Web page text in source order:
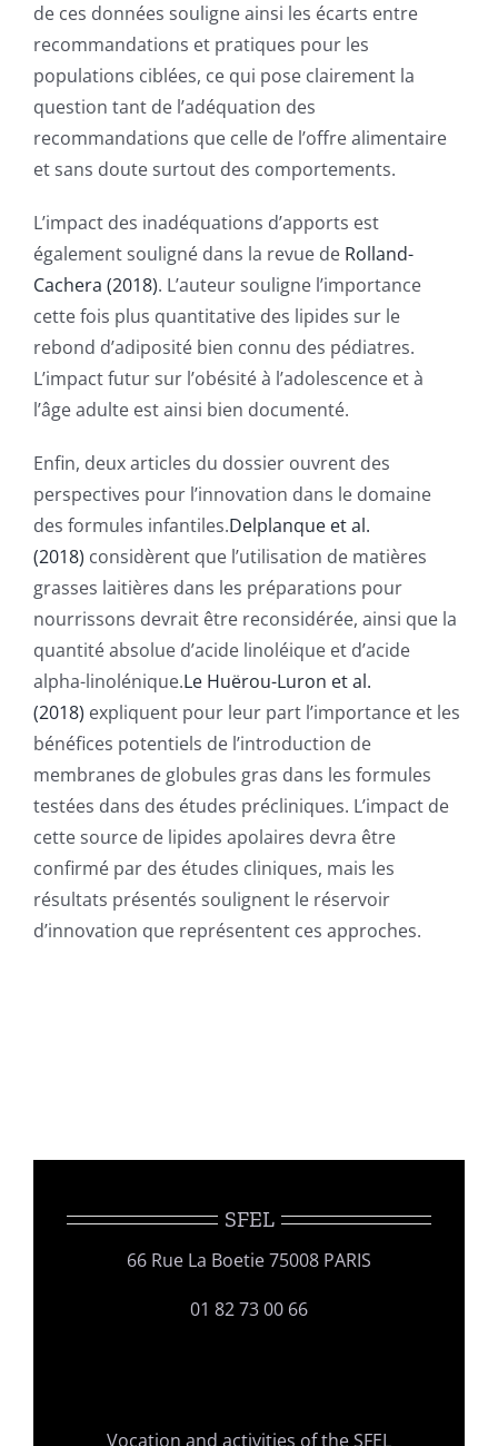
de ces données souligne ainsi les écarts entre
recommandations et pratiques pour les
populations ciblées, ce qui pose clairement la
question tant de l’adéquation des
recommandations que celle de l’offre alimentaire
et sans doute surtout des comportements.
L’impact des inadéquations d’apports est
également souligné dans la revue de Rolland-
Cachera (2018). L’auteur souligne l’importance
cette fois plus quantitative des lipides sur le
rebond d’adiposité bien connu des pédiatres.
L’impact futur sur l’obésité à l’adolescence et à
l’âge adulte est ainsi bien documenté.
Enfin, deux articles du dossier ouvrent des
perspectives pour l’innovation dans le domaine
des formules infantiles.Delplanque et al.
(2018) considèrent que l’utilisation de matières
grasses laitières dans les préparations pour
nourrissons devrait être reconsidérée, ainsi que la
quantité absolue d’acide linoléique et d’acide
alpha-linolénique.Le Huërou-Luron et al.
(2018) expliquent pour leur part l’importance et les
bénéfices potentiels de l’introduction de
membranes de globules gras dans les formules
testées dans des études précliniques. L’impact de
cette source de lipides apolaires devra être
confirmé par des études cliniques, mais les
résultats présentés soulignent le réservoir
d’innovation que représentent ces approches.
SFEL
66 Rue La Boetie 75008 PARIS
01 82 73 00 66
Vocation and activities of the SFEL